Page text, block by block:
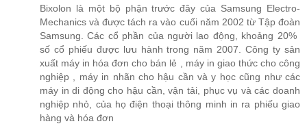
Bixolon là một bộ phận trước đây của Samsung Electro-
Mechanics và được tách ra vào cuối năm 2002 từ Tập đoàn
Samsung. Các cổ phần của người lao động, khoảng 20% ​​
số cổ phiếu được lưu hành trong năm 2007. Công ty sản
xuất máy in hóa đơn cho bán lẻ , máy in giao thức cho công
nghiệp , máy in nhãn cho hậu cần và y học cũng như các
máy in di động cho hậu cần, vận tải, phục vụ và các doanh
nghiệp nhỏ, của họ điện thoại thông minh in ra phiếu giao
hàng và hóa đơn